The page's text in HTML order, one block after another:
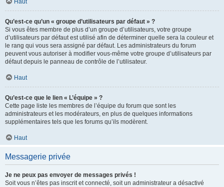
Haut
Qu’est-ce qu’un « groupe d’utilisateurs par défaut » ?
Si vous êtes membre de plus d’un groupe d’utilisateurs, votre groupe
d’utilisateurs par défaut est utilisé afin de déterminer quelle sera la couleur et
le rang qui vous sera assigné par défaut. Les administrateurs du forum
peuvent vous autoriser à modifier vous-même votre groupe d’utilisateurs par
défaut depuis le panneau de contrôle de l’utilisateur.
Haut
Qu’est-ce que le lien « L’équipe » ?
Cette page liste les membres de l’équipe du forum que sont les
administrateurs et les modérateurs, en plus de quelques informations
supplémentaires tels que les forums qu’ils modèrent.
Haut
Messagerie privée
Je ne peux pas envoyer de messages privés !
Soit vous n’êtes pas inscrit et connecté, soit un administrateur a désactivé